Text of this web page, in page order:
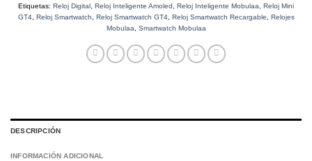
Etiquetas: Reloj Digital Reloj Inteligente Amoled Reloj Inteligente Mobulaa
Reloj Mini
GT4, Reloj Smartwatch Reloj Smartwatch GT4, Reloj Smartwatch Recargable
Relojes
Mobulaa
Smartwatch Mobulaa
DESCRIPCIÓN
INFORMACIÓN ADICIONAL